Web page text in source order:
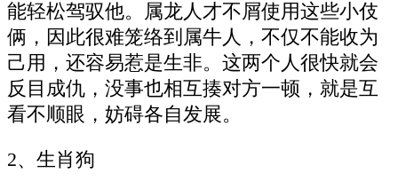
能轻松驾驭他。属龙人才不屑使用这些小伎
俩，因此很难笼络到属牛人，不仅不能收为
己用，还容易惹是生非。这两个人很快就会
反目成仇，没事也相互揍对方一顿，就是互
看不顺眼，妨碍各自发展。
2、生肖狗